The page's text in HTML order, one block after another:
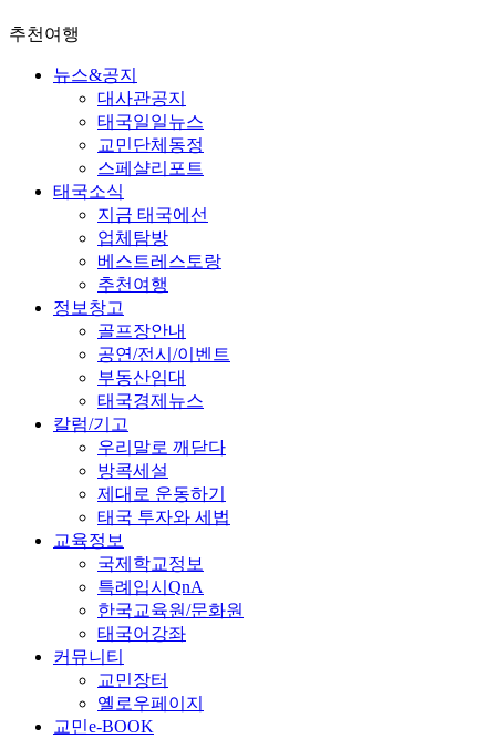
추천여행
뉴스&공지
대사관공지
태국일일뉴스
교민단체동정
스페샬리포트
태국소식
지금 태국에선
업체탐방
베스트레스토랑
추천여행
정보창고
골프장안내
공연/전시/이벤트
부동산임대
태국경제뉴스
칼럼/기고
우리말로 깨닫다
방콕세설
제대로 운동하기
태국 투자와 세법
교육정보
국제학교정보
특례입시QnA
한국교육원/문화원
태국어강좌
커뮤니티
교민장터
옐로우페이지
교민e-BOOK